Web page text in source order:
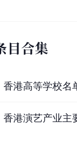
目合集
香港高等学校名
香港演艺产业主